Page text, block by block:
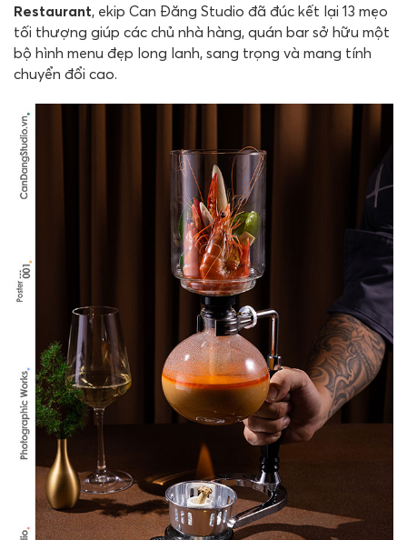
Restaurant, ekip Can Đăng Studio đã đúc kết lại 13 mẹo
tối thượng giúp các chủ nhà hàng, quán bar sở hữu một
bộ hình menu đẹp long lanh, sang trọng và mang tính
chuyển đổi cao.